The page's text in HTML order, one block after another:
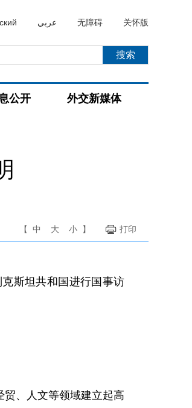
عربي 无障碍 关怀版
公开 外交新媒体
【 中 大 小 】 打印
斯坦共和国进行国事访
、人文等领域建立起高